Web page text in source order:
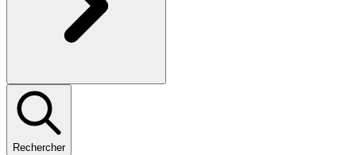
Rechercher